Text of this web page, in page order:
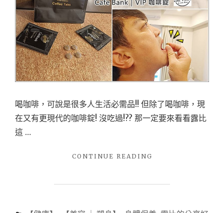
喝咖啡，可說是很多人生活必需品!! 但除了喝咖啡，現
在又有更現代的咖啡錠! 沒吃過!?? 那一定要來看看露比
這 …
CONTINUE READING
出